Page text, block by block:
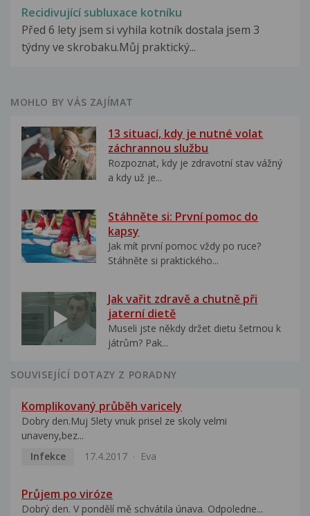
Recidivující subluxace kotníku
Před 6 lety jsem si vyhila kotník dostala jsem 3
týdny ve skrobaku.Můj praktický...
MOHLO BY VÁS ZAJÍMAT
13 situací, kdy je nutné volat
záchrannou službu
Rozpoznat, kdy je zdravotní stav vážný
a kdy už je...
Stáhněte si: První pomoc do
kapsy
Jak mít první pomoc vždy po ruce?
Stáhněte si praktického...
Jak vařit zdravě a chutně při
jaterní dietě
Museli jste někdy držet dietu šetrnou k
játrům? Pak...
SOUVISEJÍCÍ DOTAZY Z PORADNY
Komplikovaný průběh varicely
Dobry den.Muj 5lety vnuk prisel ze skoly velmi
unaveny,bez...
Infekce
17.4.2017 Eva
Průjem po viróze
Dobrý den. V pondělí mě schvátila únava. Odpoledne...